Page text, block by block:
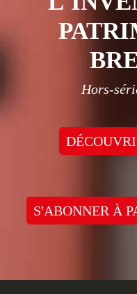
Hors-
S'ABONNER À